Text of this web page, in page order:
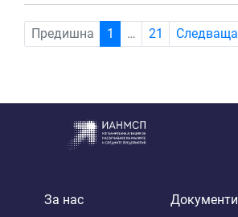
Предишна 1 (current)
… 21 Следваща
За нас Документи